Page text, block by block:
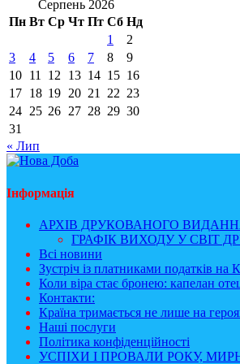
Серпень 2026
Пн Вт Ср Чт Пт Сб Нд
1
2
3
4 5 6 7 8
9
10 11 12 13 14 15 16
17 18 19 20 21 22 23
24 25 26 27 28 29 30
31
« Лип
Інформація
АРХІВ ДРУКОВАНОГО
ГРАФІК ВИХОДУ У СВІТ
Всі новини
Зустріч із платниками податків
Коли віра стає бронею: капелан
Контакти:
Країна тримається не лише на
Наші послуги
Політика конфіденційності
УСПІХИ І ПРОВАЛИ РОКУ,